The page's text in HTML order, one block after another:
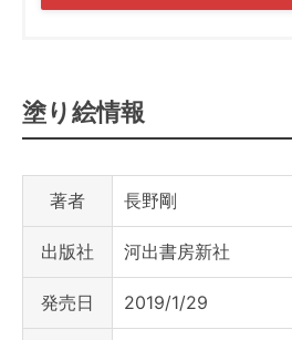
塗り絵情報
著者 長野剛
出版社 河出書房新社
発売日 2019/1/29